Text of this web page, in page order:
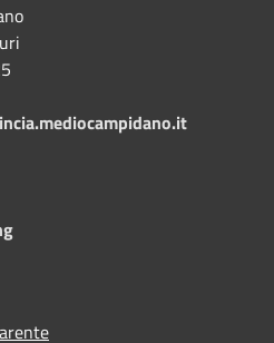
mediocampidano.it